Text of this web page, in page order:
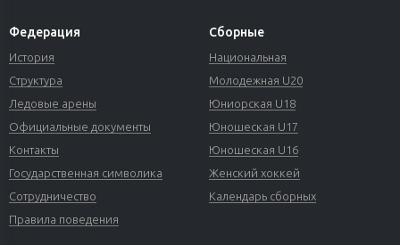
Федерация
История
Структура
Ледовые арены
Официальные документы
Контакты
Государственная символика
Сотрудничество
Правила поведения
Сборные
Национальная
Молодежная U20
Юниорская U18
Юношеская U17
Юношеская U16
Женский хоккей
Календарь сборных